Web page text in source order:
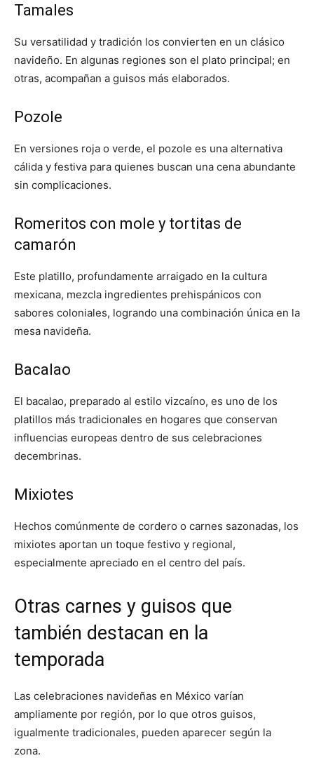
Tamales
Su versatilidad y tradición los convierten en un clásico
navideño. En algunas regiones son el plato principal; en
otras, acompañan a guisos más elaborados.
Pozole
En versiones roja o verde, el pozole es una alternativa
cálida y festiva para quienes buscan una cena abundante
sin complicaciones.
Romeritos con mole y tortitas de
camarón
Este platillo, profundamente arraigado en la cultura
mexicana, mezcla ingredientes prehispánicos con
sabores coloniales, logrando una combinación única en la
mesa navideña.
Bacalao
El bacalao, preparado al estilo vizcaíno, es uno de los
platillos más tradicionales en hogares que conservan
influencias europeas dentro de sus celebraciones
decembrinas.
Mixiotes
Hechos comúnmente de cordero o carnes sazonadas, los
mixiotes aportan un toque festivo y regional,
especialmente apreciado en el centro del país.
Otras carnes y guisos que
también destacan en la
temporada
Las celebraciones navideñas en México varían
ampliamente por región, por lo que otros guisos,
igualmente tradicionales, pueden aparecer según la
zona.